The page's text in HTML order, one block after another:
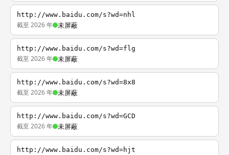
http://www.baidu.com/s?wd=nhl
截至 2026 年 未屏蔽
http://www.baidu.com/s?wd=flg
截至 2026 年 未屏蔽
http://www.baidu.com/s?wd=8x8
截至 2026 年 未屏蔽
http://www.baidu.com/s?wd=GCD
截至 2026 年 未屏蔽
http://www.baidu.com/s?wd=hjt